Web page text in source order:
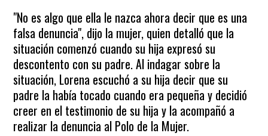
"No es algo que ella le nazca ahora decir que es una
falsa denuncia", dijo la mujer, quien detalló que la
situación comenzó cuando su hija expresó su
descontento con su padre. Al indagar sobre la
situación, Lorena escuchó a su hija decir que su
padre la había tocado cuando era pequeña y decidió
creer en el testimonio de su hija y la acompañó a
realizar la denuncia al Polo de la Mujer.